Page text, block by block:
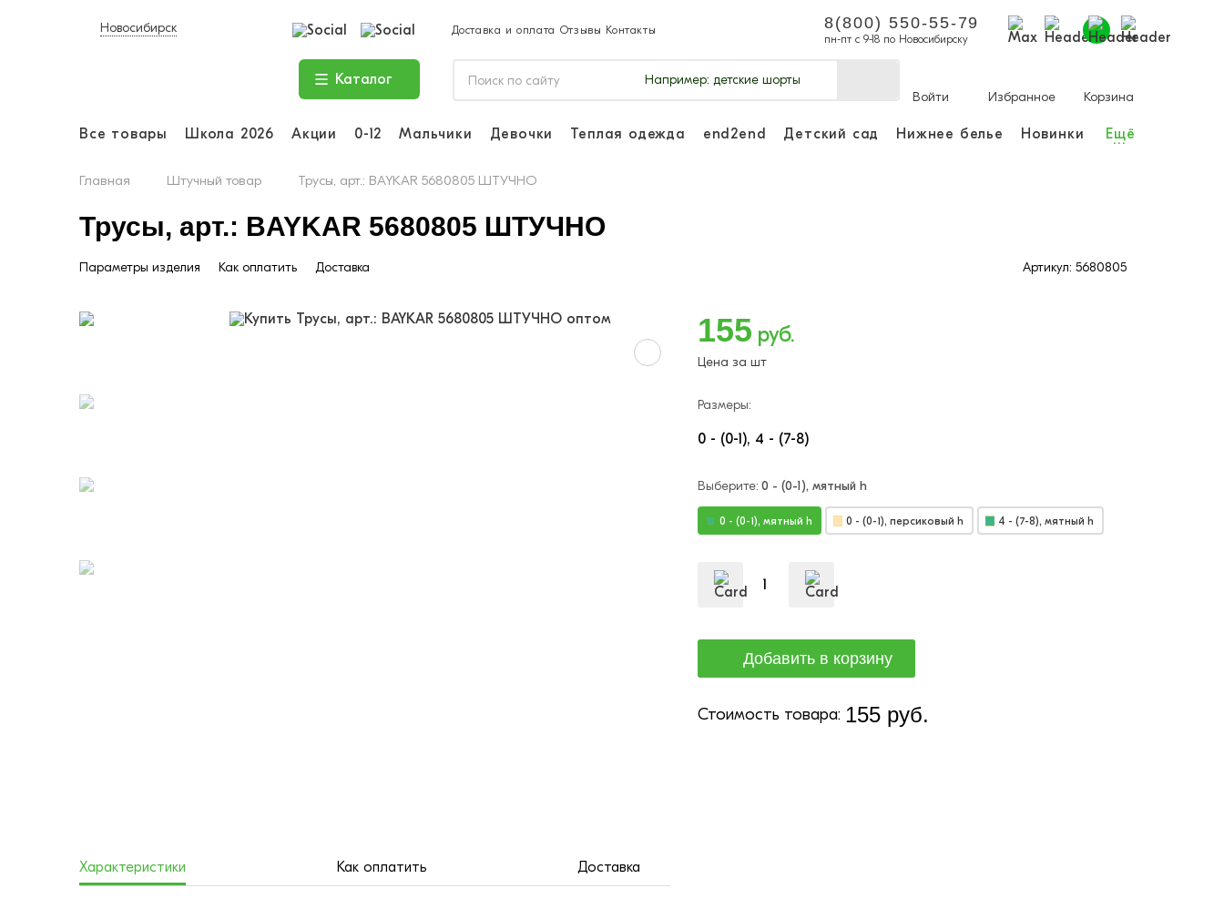
Новосибирск Доставка и оплата Отзывы Контакты 8(800) 550-55-79
пн-пт с 9-18 по Новосибирску
Каталог Например: детские шорты
Войти
Избранное Корзина
Все товары Школа 2026 Акции 0-12 Мальчики Девочки Теплая одежда end2end Детский сад Нижнее белье Новинки Ещё
...
Главная Штучный товар Трусы, арт.: BAYKAR 5680805 ШТУЧНО
Трусы, арт.: BAYKAR 5680805 ШТУЧНО
Параметры изделия Как оплатить Доставка Артикул: 5680805
155 руб.
Цена за шт
Размеры:
0 - (0-1) 4 - (7-8)
Выберите: 0 - (0-1), мятный h
0 - (0-1), мятный h 0 - (0-1), персиковый h 4 - (7-8), мятный h
Стоимость товара: 155 руб.
Характеристики Как оплатить Доставка